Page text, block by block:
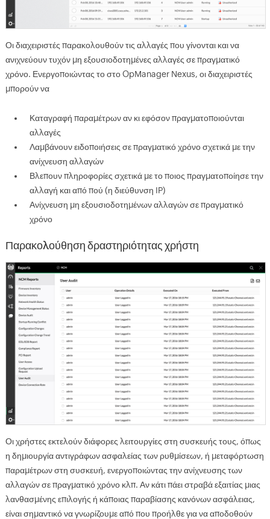
Οι διαχειριστές παρακολουθούν τις αλλαγές που γίνονται και να
ανιχνεύουν τυχόν μη εξουσιοδοτημένες αλλαγές σε πραγματικό
χρόνο. Ενεργοποιώντας το στο OpManager Nexus, οι διαχειριστές
μπορούν να
Καταγραφή παραμέτρων αν κι εφόσον πραγματοποιούνται
αλλαγές
Λαμβάνουν ειδοποιήσεις σε πραγματικό χρόνο σχετικά με την
ανίχνευση αλλαγών
Βλεπουν πληροφορίες σχετικά με το ποιος πραγματοποίησε την
αλλαγή και από πού (η διεύθυνση IP)
Ανίχνευση μη εξουσιοδοτημένων αλλαγών σε πραγματικό
χρόνο
Παρακολούθηση δραστηριότητας χρήστη
Οι χρήστες εκτελούν διάφορες λειτουργίες στη συσκευής τους, όπως
η δημιουργία αντιγράφων ασφαλείας των ρυθμίσεων, ή μεταφόρτωση
παραμέτρων στη συσκευή, ενεργοποιώντας την ανίχνευσης των
αλλαγών σε πραγματικό χρόνο κλπ. Αν κάτι πάει στραβά εξαιτίας μιας
λανθασμένης επιλογής ή κάποιας παραβίασης κανόνων ασφάλειας,
είναι σημαντικό να γνωρίζουμε από που προήλθε για να αποδοθούν